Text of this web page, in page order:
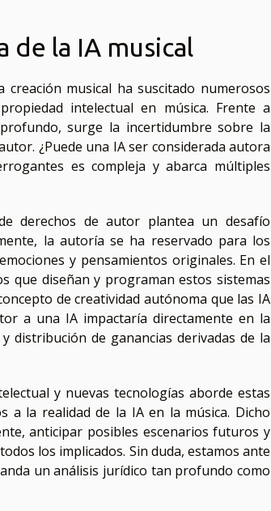
de la IA musical
musical ha suscitado numerosos
intelectual en música. Frente a
surge la incertidumbre sobre la
¿Puede una IA ser considerada autora
es compleja y abarca múltiples
derechos de autor plantea un desafío
la autoría se ha reservado para los
y pensamientos originales. En el
que diseñan y programan estos sistemas
de creatividad autónoma que las IA
a una IA impactaría directamente en la
distribución de ganancias derivadas de la
y nuevas tecnologías aborde estas
a la realidad de la IA en la música. Dicho
anticipar posibles escenarios futuros y
los implicados. Sin duda, estamos ante
un análisis jurídico tan profundo como